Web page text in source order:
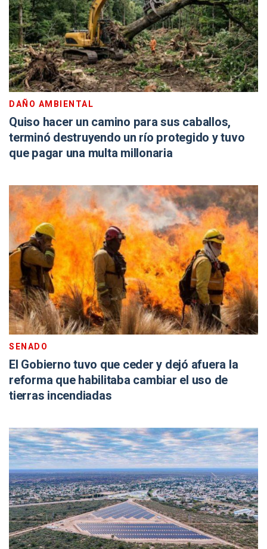
DAÑO AMBIENTAL
Quiso hacer un camino para sus caballos,
terminó destruyendo un río protegido y tuvo
que pagar una multa millonaria
SENADO
El Gobierno tuvo que ceder y dejó afuera la
reforma que habilitaba cambiar el uso de
tierras incendiadas